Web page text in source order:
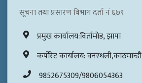
सूचना तथा प्रसारण विभाग दर्ता नं ६७९
प्रमुख कार्यालय:विर्तामोड, झापा
कर्पोरेट कार्यालय: वनस्थली,काठमान्डौ
9852675309/9806054363